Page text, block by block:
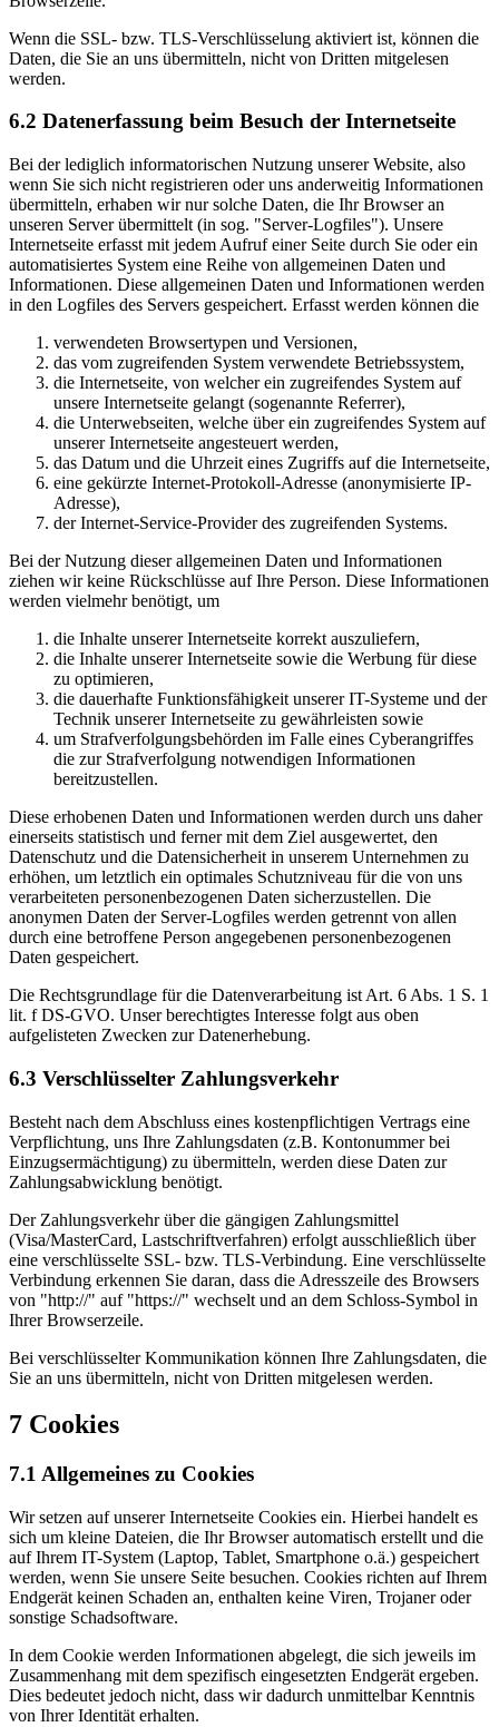
Wenn die SSL- bzw. TLS-Verschlüsselung aktiviert ist, können die
Daten, die Sie an uns übermitteln, nicht von Dritten mitgelesen
werden.
6.2 Datenerfassung beim Besuch der Internetseite
Bei der lediglich informatorischen Nutzung unserer Website, also
wenn Sie sich nicht registrieren oder uns anderweitig Informationen
übermitteln, erhaben wir nur solche Daten, die Ihr Browser an
unseren Server übermittelt (in sog. "Server-Logfiles"). Unsere
Internetseite erfasst mit jedem Aufruf einer Seite durch Sie oder ein
automatisiertes System eine Reihe von allgemeinen Daten und
Informationen. Diese allgemeinen Daten und Informationen werden
in den Logfiles des Servers gespeichert. Erfasst werden können die
verwendeten Browsertypen und Versionen,
das vom zugreifenden System verwendete Betriebssystem,
die Internetseite, von welcher ein zugreifendes System auf
unsere Internetseite gelangt (sogenannte Referrer),
die Unterwebseiten, welche über ein zugreifendes System auf
unserer Internetseite angesteuert werden,
das Datum und die Uhrzeit eines Zugriffs auf die Internetseite,
eine gekürzte Internet-Protokoll-Adresse (anonymisierte IP-
Adresse),
der Internet-Service-Provider des zugreifenden Systems.
Bei der Nutzung dieser allgemeinen Daten und Informationen
ziehen wir keine Rückschlüsse auf Ihre Person. Diese Informationen
werden vielmehr benötigt, um
die Inhalte unserer Internetseite korrekt auszuliefern,
die Inhalte unserer Internetseite sowie die Werbung für diese
zu optimieren,
die dauerhafte Funktionsfähigkeit unserer IT-Systeme und der
Technik unserer Internetseite zu gewährleisten sowie
um Strafverfolgungsbehörden im Falle eines Cyberangriffes
die zur Strafverfolgung notwendigen Informationen
bereitzustellen.
Diese erhobenen Daten und Informationen werden durch uns daher
einerseits statistisch und ferner mit dem Ziel ausgewertet, den
Datenschutz und die Datensicherheit in unserem Unternehmen zu
erhöhen, um letztlich ein optimales Schutzniveau für die von uns
verarbeiteten personenbezogenen Daten sicherzustellen. Die
anonymen Daten der Server-Logfiles werden getrennt von allen
durch eine betroffene Person angegebenen personenbezogenen
Daten gespeichert.
Die Rechtsgrundlage für die Datenverarbeitung ist Art. 6 Abs. 1 S. 1
lit. f DS-GVO. Unser berechtigtes Interesse folgt aus oben
aufgelisteten Zwecken zur Datenerhebung.
6.3 Verschlüsselter Zahlungsverkehr
Besteht nach dem Abschluss eines kostenpflichtigen Vertrags eine
Verpflichtung, uns Ihre Zahlungsdaten (z.B. Kontonummer bei
Einzugsermächtigung) zu übermitteln, werden diese Daten zur
Zahlungsabwicklung benötigt.
Der Zahlungsverkehr über die gängigen Zahlungsmittel
(Visa/MasterCard, Lastschriftverfahren) erfolgt ausschließlich über
eine verschlüsselte SSL- bzw. TLS-Verbindung. Eine verschlüsselte
Verbindung erkennen Sie daran, dass die Adresszeile des Browsers
von "http://" auf "https://" wechselt und an dem Schloss-Symbol in
Ihrer Browserzeile.
Bei verschlüsselter Kommunikation können Ihre Zahlungsdaten, die
Sie an uns übermitteln, nicht von Dritten mitgelesen werden.
7 Cookies
7.1 Allgemeines zu Cookies
Wir setzen auf unserer Internetseite Cookies ein. Hierbei handelt es
sich um kleine Dateien, die Ihr Browser automatisch erstellt und die
auf Ihrem IT-System (Laptop, Tablet, Smartphone o.ä.) gespeichert
werden, wenn Sie unsere Seite besuchen. Cookies richten auf Ihrem
Endgerät keinen Schaden an, enthalten keine Viren, Trojaner oder
sonstige Schadsoftware.
In dem Cookie werden Informationen abgelegt, die sich jeweils im
Zusammenhang mit dem spezifisch eingesetzten Endgerät ergeben.
Dies bedeutet jedoch nicht, dass wir dadurch unmittelbar Kenntnis
von Ihrer Identität erhalten.